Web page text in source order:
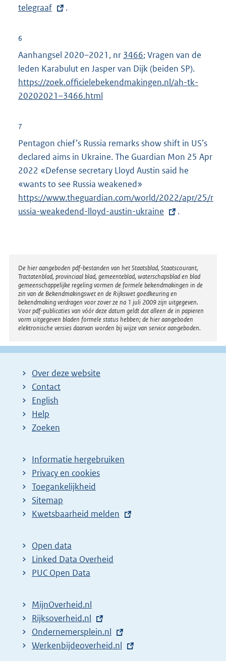
l
n
telegraaf
.
6
Aanhangsel 2020–2021, nr 3466; Vragen van de
leden Karabulut en Jasper van Dijk (beiden SP).
https://zoek.officielebekendmakingen.nl/ah-tk-
20202021–3466.html
7
Pentagon chief’s Russia remarks show shift in US’s
declared aims in Ukraine. The Guardian Mon 25 Apr
2022 «Defense secretary Lloyd Austin said he
«wants to see Russia weakened»
x
t
e
l
i
n
k
:
https://www.theguardian.com/world/2022/apr/25/r
ussia-weakedend-lloyd-austin-ukraine
.
Disclaimer
De hier aangeboden pdf-bestanden van het Staatsblad, Staatscourant,
Tractatenblad, provinciaal blad, gemeenteblad, waterschapsblad en blad
gemeenschappelijke regeling vormen de formele bekendmakingen in de
zin van de Bekendmakingswet en de Rijkswet goedkeuring en
bekendmaking verdragen voor zover ze na 1 juli 2009 zijn uitgegeven.
Voor pdf-publicaties van vóór deze datum geldt dat alleen de in papieren
vorm uitgegeven bladen formele status hebben; de hier aangeboden
elektronische versies daarvan worden bij wijze van service aangeboden.
Over deze website
Contact
English
Help
Zoeken
Informatie hergebruiken
Privacy en cookies
Toegankelijkheid
Sitemap
E
t
e
r
l
i
n
k
Kwetsbaarheid melden
Open data
Linked Data Overheid
PUC Open Data
MijnOverheid.nl
E
x
t
Rijksoverheid.nl
E
x
Ondernemersplein.nl
E
Werkenbijdeoverheid.nl